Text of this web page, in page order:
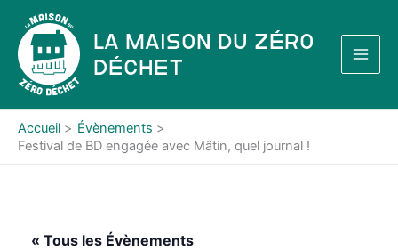
contenu
La Maison du Zéro
Déchet
Accueil
Évènements
Festival de BD engagée avec Mâtin, quel journal !
« Tous les Évènements